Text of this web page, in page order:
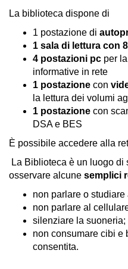
La biblioteca dispone di
1 postazione di
1 sala di lettura con
4 postazioni pc per
informative in rete
1 postazione con
la lettura dei volumi
1 postazione con
DSA e BES
È possibile accedere alla
La Biblioteca è un luogo
osservare alcune semplici
non parlare o studiare
non parlare al
silenziare la suoneria;
non consumare cibi e
consentita.